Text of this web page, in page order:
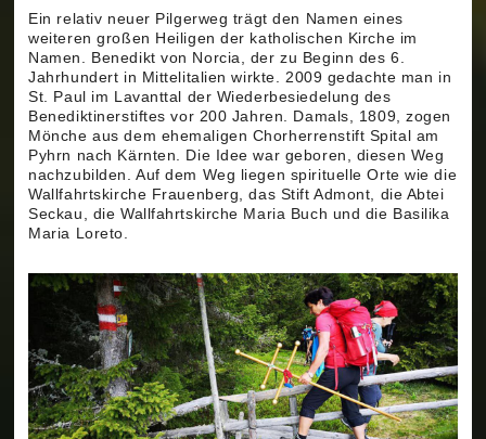
Ein relativ neuer Pilgerweg trägt den Namen eines
weiteren großen Heiligen der katholischen Kirche im
Namen. Benedikt von Norcia, der zu Beginn des 6.
Jahrhundert in Mittelitalien wirkte. 2009 gedachte man in
St. Paul im Lavanttal der Wiederbesiedelung des
Benediktinerstiftes vor 200 Jahren. Damals, 1809, zogen
Mönche aus dem ehemaligen Chorherrenstift Spital am
Pyhrn nach Kärnten. Die Idee war geboren, diesen Weg
nachzubilden. Auf dem Weg liegen spirituelle Orte wie die
Wallfahrtskirche Frauenberg, das Stift Admont, die Abtei
Seckau, die Wallfahrtskirche Maria Buch und die Basilika
Maria Loreto.